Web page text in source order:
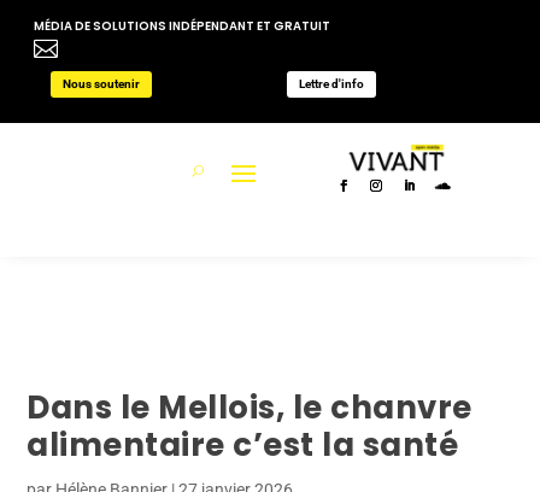
MÉDIA DE SOLUTIONS INDÉPENDANT ET GRATUIT

Nous soutenir Lettre d'info
Dans le Mellois, le chanvre
alimentaire c’est la santé